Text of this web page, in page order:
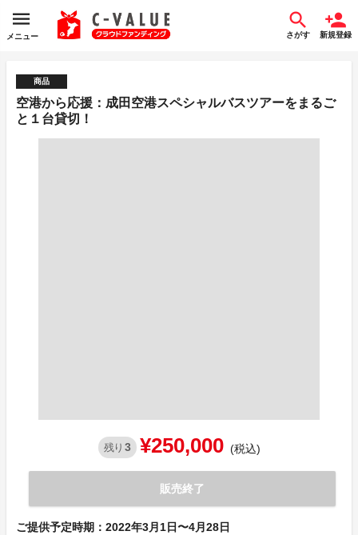
メニュー さがす 新規登録
商品
空港から応援：成田空港スペシャルバスツアーをまるご
と１台貸切！
残り 3 ¥250,000 (税込)
販売終了
ご提供予定時期：2022年3月1日〜4月28日